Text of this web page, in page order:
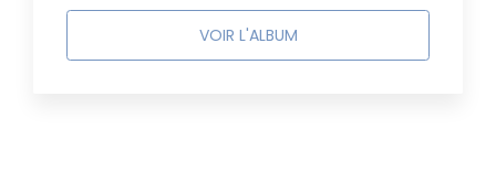
VOIR L'ALBUM